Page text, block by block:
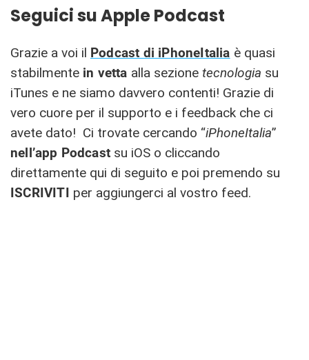
Seguici su Apple Podcast
Grazie a voi il Podcast di iPhoneItalia è quasi
stabilmente in vetta alla sezione tecnologia su
iTunes e ne siamo davvero contenti! Grazie di
vero cuore per il supporto e i feedback che ci
avete dato! Ci trovate cercando “iPhoneItalia”
nell’app Podcast su iOS o cliccando
direttamente qui di seguito e poi premendo su
ISCRIVITI per aggiungerci al vostro feed.